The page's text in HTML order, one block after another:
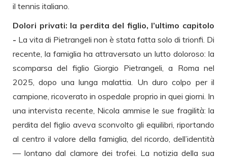
il tennis italiano.
Dolori privati: la perdita del figlio, l’ultimo capitolo
- La vita di Pietrangeli non è stata fatta solo di trionfi. Di
recente, la famiglia ha attraversato un lutto doloroso: la
scomparsa del figlio Giorgio Pietrangeli, a Roma nel
2025, dopo una lunga malattia. Un duro colpo per il
campione, ricoverato in ospedale proprio in quei giorni. In
una intervista recente, Nicola ammise le sue fragilità: la
perdita del figlio aveva sconvolto gli equilibri, riportando
al centro il valore della famiglia, del ricordo, dell’identità
— lontano dal clamore dei trofei. La notizia della sua